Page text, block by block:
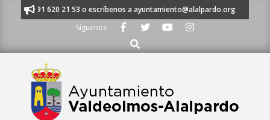
al 91 620 21 53 o escríbenos a ayuntamiento@alalpardo.org
Síguenos
Buscar